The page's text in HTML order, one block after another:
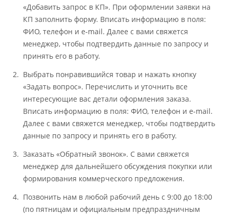
«Добавить запрос в КП». При оформлении заявки на
КП заполнить форму. Вписать информацию в поля:
ФИО, телефон и e-mail. Далее с вами свяжется
менеджер, чтобы подтвердить данные по запросу и
принять его в работу.
Выбрать понравившийся товар и нажать кнопку
«Задать вопрос». Перечислить и уточнить все
интересующие вас детали оформления заказа.
Вписать информацию в поля: ФИО, телефон и e-mail.
Далее с вами свяжется менеджер, чтобы подтвердить
данные по запросу и принять его в работу.
Заказать «Обратный звонок». С вами свяжется
менеджер для дальнейшего обсуждения покупки или
формирования коммерческого предложения.
Позвонить нам в любой рабочий день с 9:00 до 18:00
(по пятницам и официальным предпраздничным